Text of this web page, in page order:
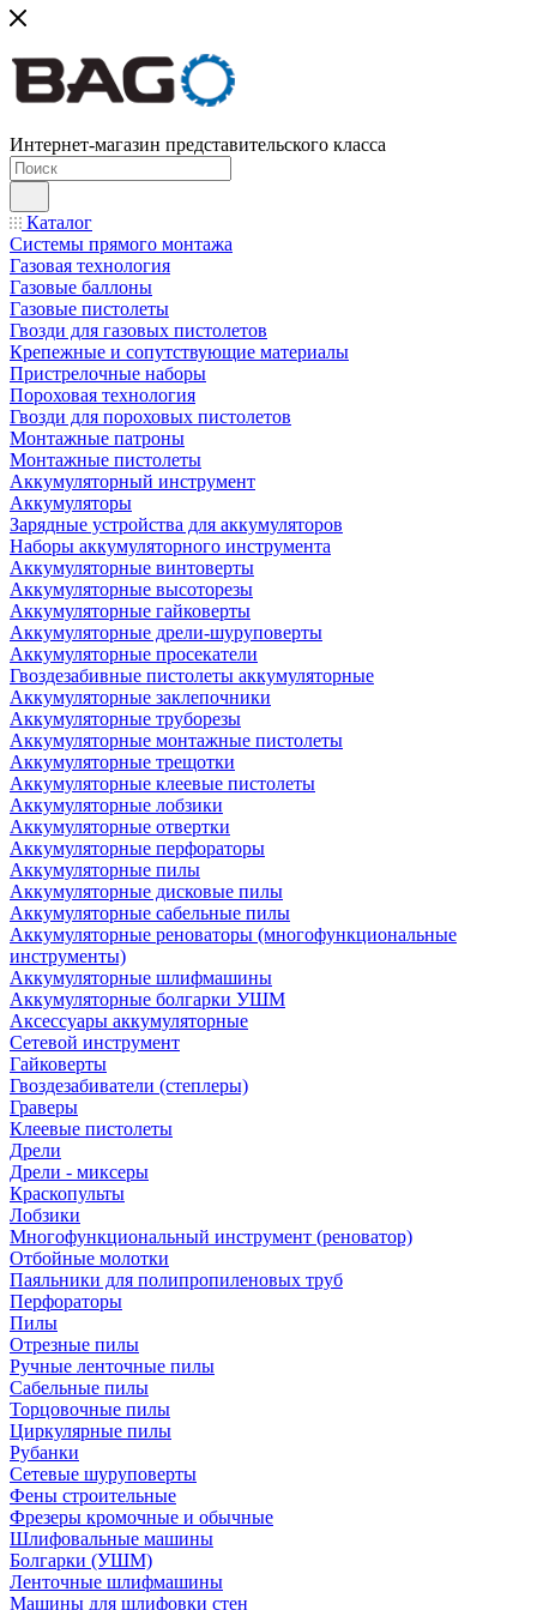
Интернет-магазин представительского класса
Каталог
Системы прямого монтажа
Газовая технология
Газовые баллоны
Газовые пистолеты
Гвозди для газовых пистолетов
Крепежные и сопутствующие материалы
Пристрелочные наборы
Пороховая технология
Гвозди для пороховых пистолетов
Монтажные патроны
Монтажные пистолеты
Аккумуляторный инструмент
Аккумуляторы
Зарядные устройства для аккумуляторов
Наборы аккумуляторного инструмента
Аккумуляторные винтоверты
Аккумуляторные высоторезы
Аккумуляторные гайковерты
Аккумуляторные дрели-шуруповерты
Аккумуляторные просекатели
Гвоздезабивные пистолеты аккумуляторные
Аккумуляторные заклепочники
Аккумуляторные труборезы
Аккумуляторные монтажные пистолеты
Аккумуляторные трещотки
Аккумуляторные клеевые пистолеты
Аккумуляторные лобзики
Аккумуляторные отвертки
Аккумуляторные перфораторы
Аккумуляторные пилы
Аккумуляторные дисковые пилы
Аккумуляторные сабельные пилы
Аккумуляторные реноваторы (многофункциональные
инструменты)
Аккумуляторные шлифмашины
Аккумуляторные болгарки УШМ
Аксессуары аккумуляторные
Сетевой инструмент
Гайковерты
Гвоздезабиватели (степлеры)
Граверы
Клеевые пистолеты
Дрели
Дрели - миксеры
Краскопульты
Лобзики
Многофункциональный инструмент (реноватор)
Отбойные молотки
Паяльники для полипропиленовых труб
Перфораторы
Пилы
Отрезные пилы
Ручные ленточные пилы
Сабельные пилы
Торцовочные пилы
Циркулярные пилы
Рубанки
Сетевые шуруповерты
Фены строительные
Фрезеры кромочные и обычные
Шлифовальные машины
Болгарки (УШМ)
Ленточные шлифмашины
Машины для шлифовки стен